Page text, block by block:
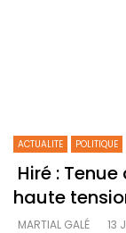
ACTUALITE POLITIQUE
Hiré :
haute
MARTIAL GALÉ
13